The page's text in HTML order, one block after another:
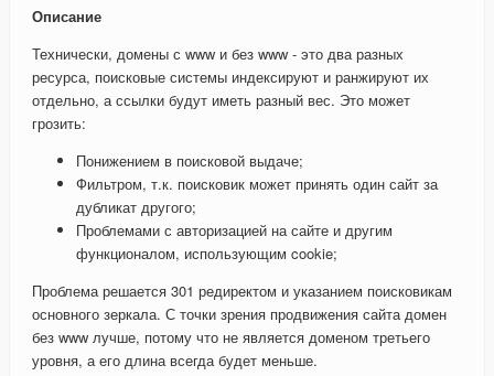
Описание
Технически, домены с www и без www - это два разных
ресурса, поисковые системы индексируют и ранжируют их
отдельно, а ссылки будут иметь разный вес. Это может
грозить:
Понижением в поисковой выдаче;
Фильтром, т.к. поисковик может принять один сайт за
дубликат другого;
Проблемами с авторизацией на сайте и другим
функционалом, использующим cookie;
Проблема решается 301 редиректом и указанием поисковикам
основного зеркала. С точки зрения продвижения сайта домен
без www лучше, потому что не является доменом третьего
уровня, а его длина всегда будет меньше.